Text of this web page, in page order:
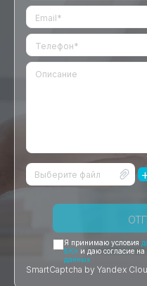
Выберите файл
Я принимаю условия
БК» и даю согласие на
данных
SmartCaptcha by Yandex